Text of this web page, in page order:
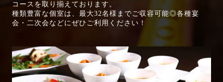
コースを取り揃えております。
種類豊富な個室は、最大32名様までご収容可能◎各種宴
会・二次会などにぜひご利用ください！